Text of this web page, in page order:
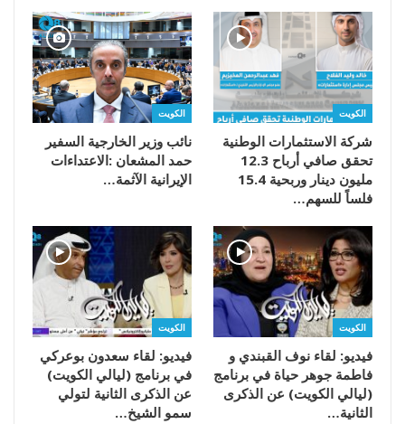
الكويت
شركة الاستثمارات الوطنية
تحقق صافي أرباح 12.3
مليون دينار وربحية 15.4
فلساً للسهم…
الكويت
‬الإيرانية‭ ‬الآثمة‭…
الكويت
فيديو: لقاء نوف القبندي و
فاطمة جوهر حياة في برنامج
(ليالي الكويت) عن الذكرى
الثانية…
الكويت
فيديو: لقاء سعدون بوعركي
في برنامج (ليالي الكويت)
عن الذكرى الثانية لتولي
سمو الشيخ…